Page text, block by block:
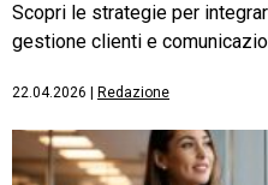
Scopri le strategie per
gestione clienti e
22.04.2026 Redazione